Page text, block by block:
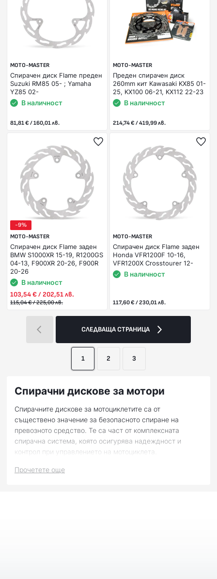
MOTO-MASTER
Спирачен диск Flame преден
Suzuki RM85 05- ; Yamaha
YZ85 02-
В наличност
81,81 € / 160,01 лв.
MOTO-MASTER
Преден спирачен диск
260mm кит Kawasaki KX85 01-
25, KX100 06-21, KX112 22-23
В наличност
214,74 € / 419,99 лв.
-9%
MOTO-MASTER
Спирачен диск Flame заден
BMW S1000XR 15-19, R1200GS
04-13, F900XR 20-26, F900R
20-26
В наличност
103,54 € / 202,51 лв.
115,04 € / 225,00 лв.
MOTO-MASTER
Спирачен диск Flame заден
Honda VFR1200F 10-16,
VFR1200X Crosstourer 12-
В наличност
117,60 € / 230,01 лв.
СЛЕДВАЩА СТРАНИЦА
1 2 3
Спирачни дискове за мотори
Спирачните дискове за мотоциклетите са от
съществено значение за безопасното спиране на
превозното средство. Те са част от комплексната
спирачна система, която осигурява надеждност и
контрол при управлението на мотоциклета.
мотора, дисковете прилагат принципа на триене, за да
Прочетете още